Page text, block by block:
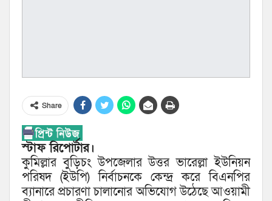
Share
স্টাফ রিপোর্টার।
কুমিল্লার বুড়িচং উপজেলার উত্তর ভারেল্লা ইউনিয়ন
পরিষদ (ইউপি) নির্বাচনকে কেন্দ্র করে বিএনপির
ব্যানারে প্রচারণা চালানোর অভিযোগ উঠেছে আওয়ামী